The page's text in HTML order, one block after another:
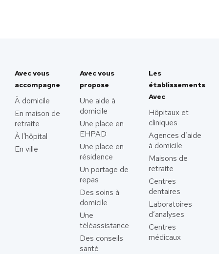
Avec vous
accompagne
À domicile
En maison de
retraite
À l'hôpital
En ville
Avec vous
propose
Une aide à
domicile
Une place en
EHPAD
Une place en
résidence
Un portage de
repas
Des soins à
domicile
Une
téléassistance
Des conseils
santé
Les
établissements
Avec
Hôpitaux et
cliniques
Agences d’aide
à domicile
Maisons de
retraite
Centres
dentaires
Laboratoires
d’analyses
Centres
médicaux